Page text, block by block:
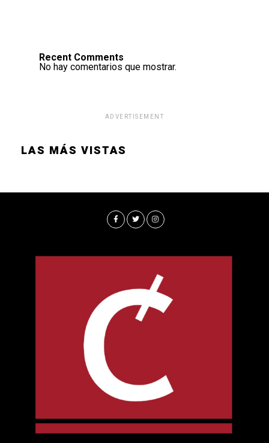
Recent Comments
No hay comentarios que mostrar.
ADVERTISEMENT
LAS MÁS VISTAS